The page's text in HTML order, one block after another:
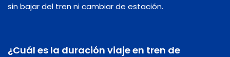
sin bajar del tren ni cambiar de estación.
¿Cuál es la duración viaje en tren de